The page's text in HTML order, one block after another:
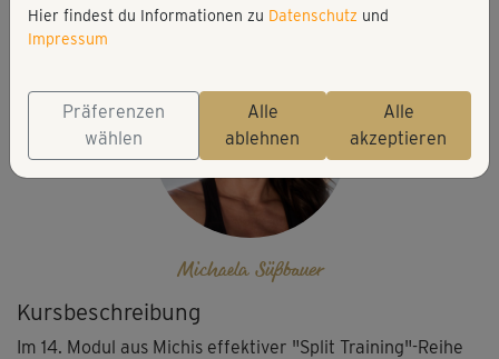
Kursbeschreibung
Im 14. Modul aus Michis effektiver "Split Training"-Reihe
Matte, Rucksack mit Gewichten (optional)
Michaela Süßbauer
Hier findest du Informationen zu Datenschutz und
Impressum
Präferenzen
wählen
Alle
ablehnen
Alle
akzeptieren